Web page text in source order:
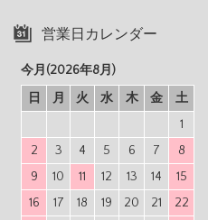
営業日カレンダー
今月(2026年8月)
日
月 火 水 木 金
土
1
2
3 4 5 6 7
8
9
10 11 12 13 14
15
16
17 18 19 20 21 22